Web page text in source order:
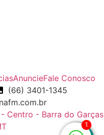
AnuncieFale Conosco
(66) 3401-1345
Centro - Barra do Garças
1